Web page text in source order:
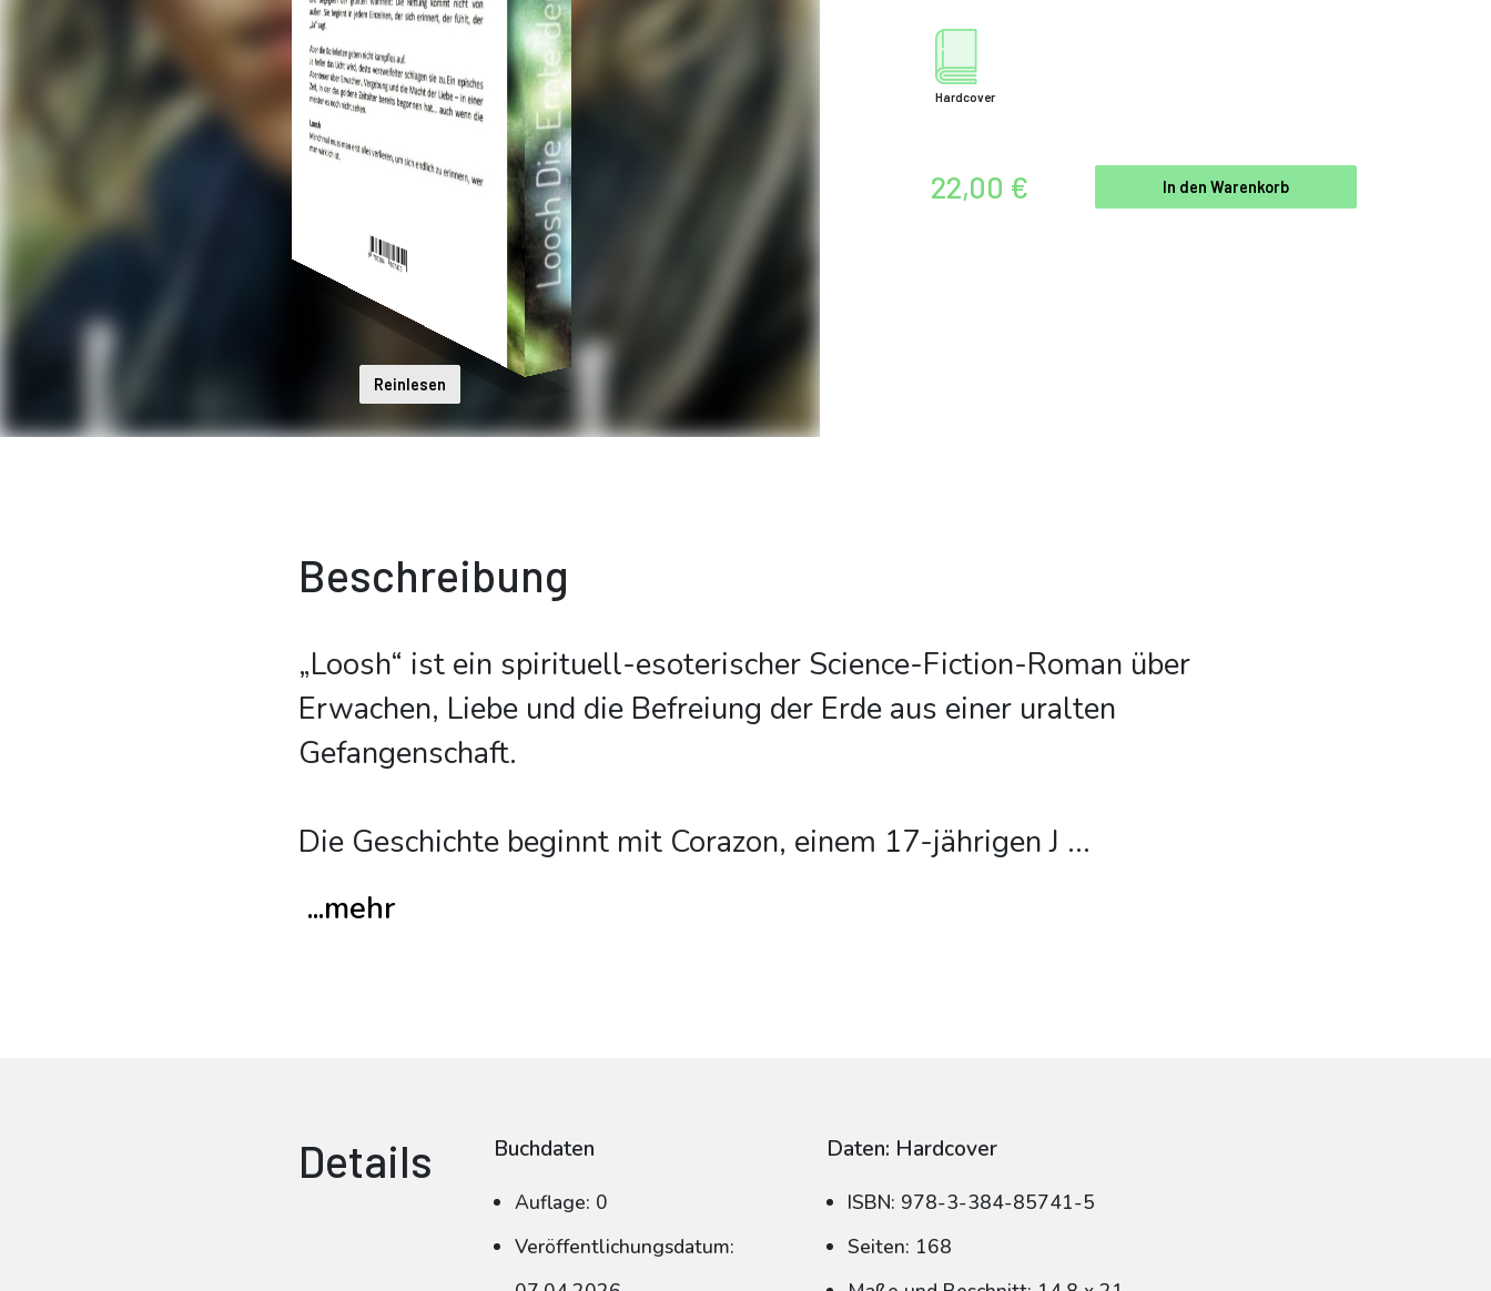
Reinlesen
Hardcover
22,00 € In den Warenkorb
Beschreibung
„Loosh“ ist ein spirituell-esoterischer Science-Fiction-Roman über
Erwachen, Liebe und die Befreiung der Erde aus einer uralten
Gefangenschaft.
Die Geschichte beginnt mit Corazon, einem 17-jährigen J ...
...mehr
Details Buchdaten
Auflage: 0
Veröffentlichungsdatum:
Daten: Hardcover
ISBN: 978-3-384-85741-5
Seiten: 168